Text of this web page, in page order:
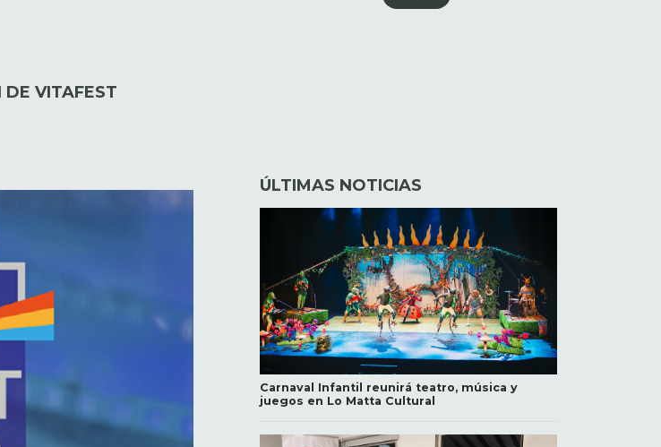
VITAFEST
ÚLTIMAS NOTICIAS
Carnaval Infantil reunirá teatro, música y
juegos en Lo Matta Cultural